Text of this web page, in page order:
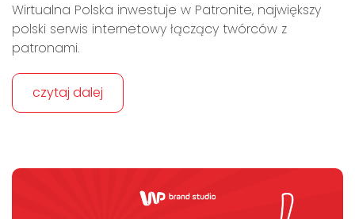
Wirtualna Polska inwestuje w Patronite, największy
polski serwis internetowy łączący twórców z
patronami.
czytaj dalej